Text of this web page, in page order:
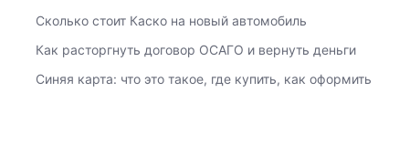
Сколько стоит Каско на новый автомобиль
Как расторгнуть договор ОСАГО и вернуть деньги
Синяя карта: что это такое, где купить, как оформить